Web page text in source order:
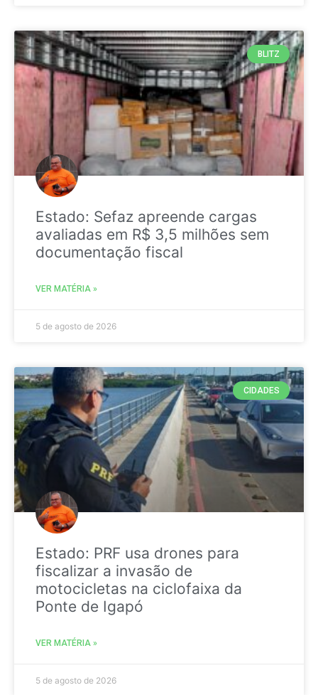
BLITZ
Estado: Sefaz apreende cargas
avaliadas em R$ 3,5 milhões sem
documentação fiscal
VER MATÉRIA »
5 de agosto de 2026
CIDADES
Estado: PRF usa drones para
fiscalizar a invasão de
motocicletas na ciclofaixa da
Ponte de Igapó
VER MATÉRIA »
5 de agosto de 2026